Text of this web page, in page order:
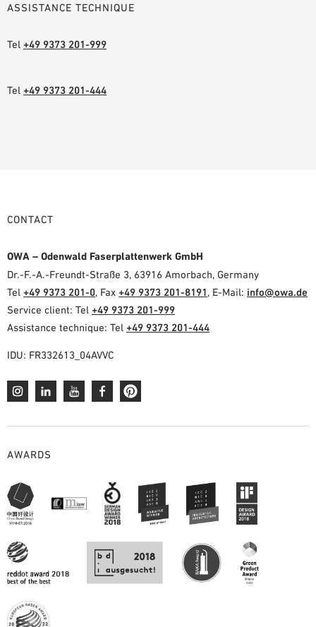
ASSISTANCE TECHNIQUE
Tel +49 9373 201-999
Tel +49 9373 201-444
CONTACT
OWA – Odenwald Faserplattenwerk GmbH
Dr.-F.-A.-Freundt-Straße 3, 63916 Amorbach, Germany
Tel +49 9373 201-0, Fax +49 9373 201-8191, E-Mail: info@owa.de
Service client: Tel +49 9373 201-999
Assistance technique: Tel +49 9373 201-444
IDU: FR332613_04AVVC
AWARDS